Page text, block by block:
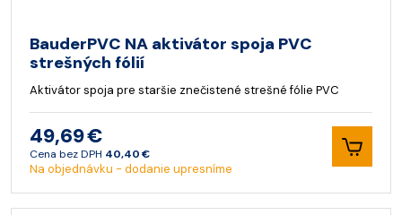
BauderPVC NA aktivátor spoja PVC
strešných fólií
Aktivátor spoja pre staršie znečistené strešné fólie PVC
49,69 €
Cena bez DPH 40,40 €
Na objednávku - dodanie upresníme